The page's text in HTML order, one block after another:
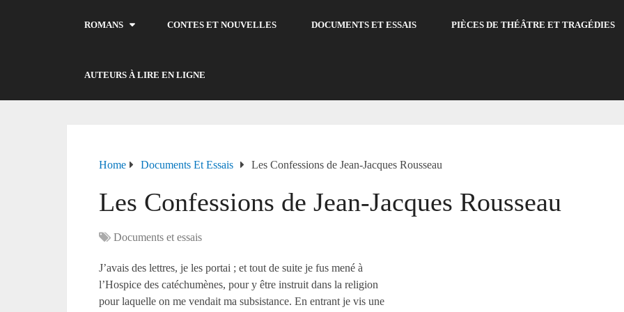
ROMANS CONTES ET NOUVELLES DOCUMENTS ET ESSAIS PIÈCES DE THÉÂTRE ET TRAGÉDIES
AUTEURS À LIRE EN LIGNE
Home Documents Et Essais Les Confessions de Jean-Jacques Rousseau
Les Confessions de Jean-Jacques Rousseau
Documents et essais
J’avais des lettres, je les portai ; et tout de suite je fus mené à
l’Hospice des catéchumènes, pour y être instruit dans la religion
pour laquelle on me vendait ma subsistance. En entrant je vis une